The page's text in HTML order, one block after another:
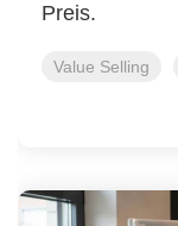
Preis.
Value Selling